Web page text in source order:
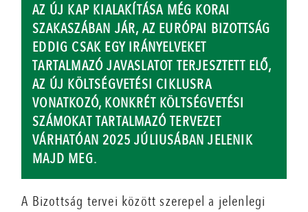
AZ ÚJ KAP KIALAKÍTÁSA MÉG KORAI
SZAKASZÁBAN JÁR, AZ EURÓPAI BIZOTTSÁG
EDDIG CSAK EGY IRÁNYELVEKET
TARTALMAZÓ JAVASLATOT TERJESZTETT ELŐ,
AZ ÚJ KÖLTSÉGVETÉSI CIKLUSRA
VONATKOZÓ, KONKRÉT KÖLTSÉGVETÉSI
SZÁMOKAT TARTALMAZÓ TERVEZET
VÁRHATÓAN 2025 JÚLIUSÁBAN JELENIK
MAJD MEG.
A Bizottság tervei között szerepel a jelenlegi